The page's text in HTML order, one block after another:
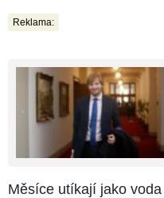
Reklama:
Měsíce utíkají jako